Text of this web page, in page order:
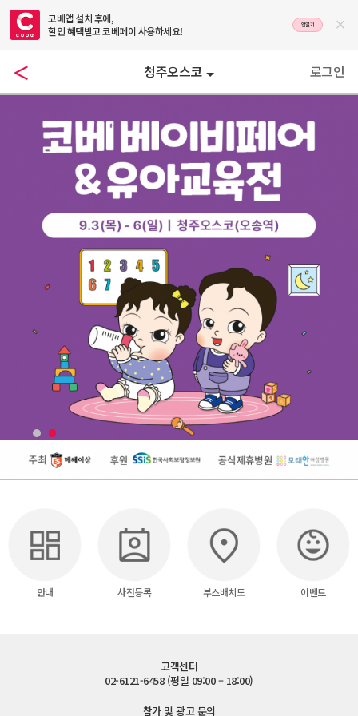
코베앱 설치 후에,
할인 혜택받고 코베페이 사용하세요!
앱열기 
청주오스코 로그인
안내 사전등록 부스배치도 이벤트
고객센터
02-6121-6458 (평일 09:00 – 18:00)
참가 및 광고 문의